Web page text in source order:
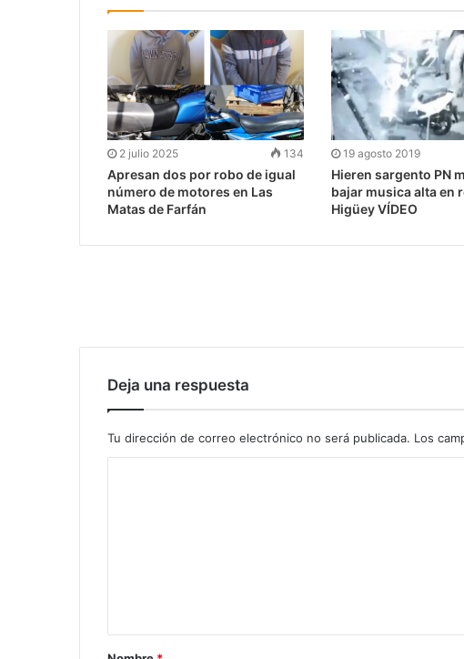
2 julio 2025 134
Apresan dos por robo de igual
número de motores en Las
Matas de Farfán
19 agosto 2019
Hieren sargento PN
bajar musica alta en
Higüey VÍDEO
Deja una respuesta
Tu dirección de correo electrónico no será publicada. Los